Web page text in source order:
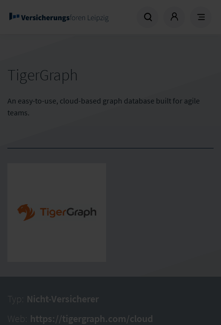
TigerGraph
An easy-to-use, cloud-based graph database built for agile
teams.
Typ: Nicht-Versicherer
Web: https://tigergraph.com/cloud